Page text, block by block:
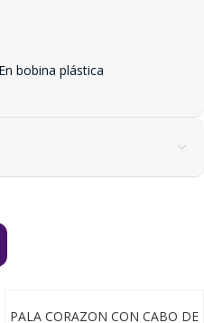
bobina plástica
PALA CORAZON CON CABO DE